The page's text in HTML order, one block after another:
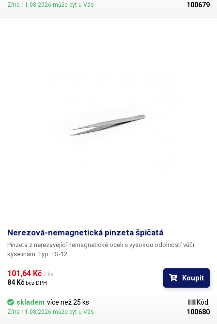
Zítra 11.08.2026 může být u Vás
100679
Nerezová-nemagnetická pinzeta špičatá
Pinzeta z nerezavějící nemagnetické oceli s vysokou odolností vůči
kyselinám. Typ: TS-12
101,64 Kč / ks
84 Kč bez DPH
Koupit
skladem více než 25 ks
Zítra 11.08.2026 může být u Vás
Kód:
100680